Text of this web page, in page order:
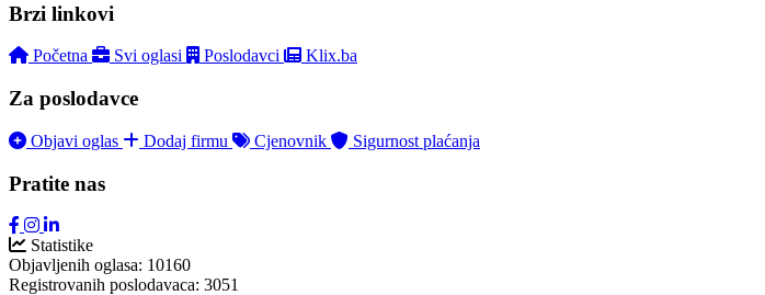
Brzi linkovi
Početna Svi oglasi Poslodavci Klix.ba
Za poslodavce
Objavi oglas Dodaj firmu Cjenovnik Sigurnost plaćanja
Pratite nas
Statistike
Objavljenih oglasa: 10160
Registrovanih poslodavaca: 3051